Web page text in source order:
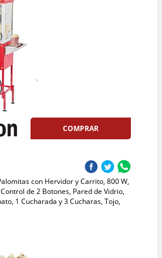
COMPRAR
con Hervidor y Carrito, 800 W,
de 2 Botones, Pared de Vidrio,
1 Cucharada y 3 Cucharas, Tojo,